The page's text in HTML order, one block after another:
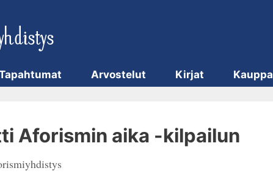
Arvostelut Kirjat Kauppa
Aforismin aika -kilpailun